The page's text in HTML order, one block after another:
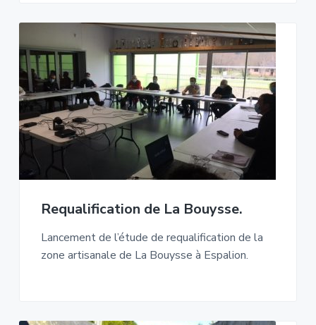
Requalification de La Bouysse.
Lancement de l’étude de requalification de la
zone artisanale de La Bouysse à Espalion.